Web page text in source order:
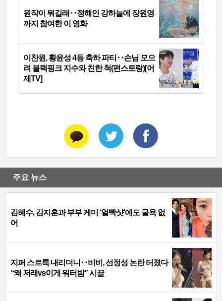
원작이 뭐길래‥정해인 강하늘에 장원영
까지 참여한 이 영화
이찬원, 황윤성 4등 축하 파티‥손님 모으
려 블랙핑크 지수와 친한 척(편스토랑)[어
제TV]
주요 뉴스
김혜수, 김지훈과 부부 케미 ‘얼빡샷’에도 굴욕 없
어
지퍼 스르륵 내리더니‥비비, 선정성 논란 터졌다
“왜 저래vs이게 워터밤” 시끌